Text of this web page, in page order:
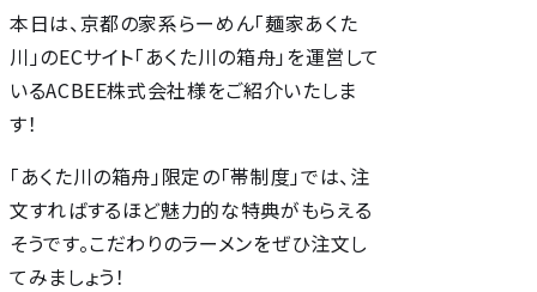
本日は、京都の家系らーめん「麺家あくた
川」のECサイト「あくた川の箱舟」を運営して
いるACBEE株式会社様をご紹介いたしま
す！
「あくた川の箱舟」限定の「帯制度」では、注
文すればするほど魅力的な特典がもらえる
そうです。こだわりのラーメンをぜひ注文し
てみましょう！